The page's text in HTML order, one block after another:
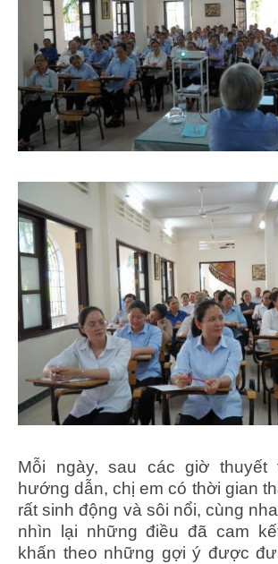
Mỗi ngày, sau các giờ thuyết
hướng dẫn, chị em có thời gian
rất sinh động và sôi nổi, cùng
nhìn lại những điều đã cam
khấn theo những gợi ý được